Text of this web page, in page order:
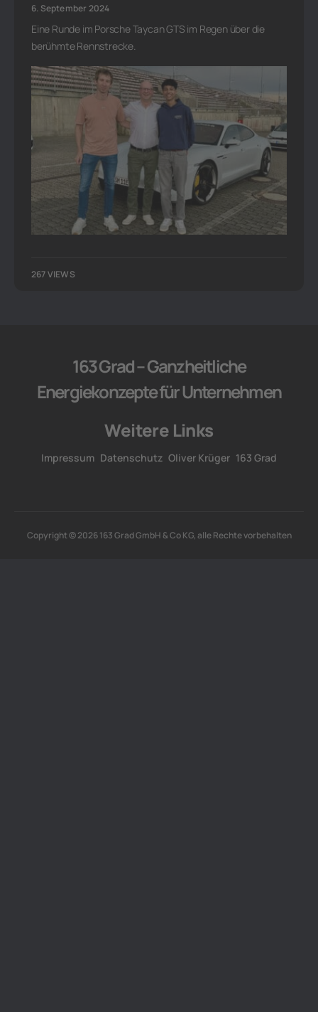
6. September 2024
Eine Runde im Porsche Taycan GTS im Regen über die
berühmte Rennstrecke.
267 VIEWS
163 Grad – Ganzheitliche
Energiekonzepte für Unternehmen
Weitere Links
Impressum Datenschutz Oliver Krüger 163 Grad
Copyright © 2026 163 Grad GmbH & Co KG, alle Rechte vorbehalten